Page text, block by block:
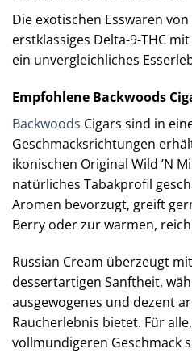
Die exotischen Esswaren
erstklassiges Delta-9-THC
ein unvergleichliches
Empfohlene Backwoods
Backwoods Cigars sind in
Geschmacksrichtungen
ikonischen Original Wild ’N
natürliches Tabakprofil
Aromen bevorzugt, greift
Berry oder zur warmen,
Russian Cream überzeugt
dessertartigen Sanftheit,
ausgewogenes und dezent
Raucherlebnis bietet. Für
vollmundigeren Geschmack